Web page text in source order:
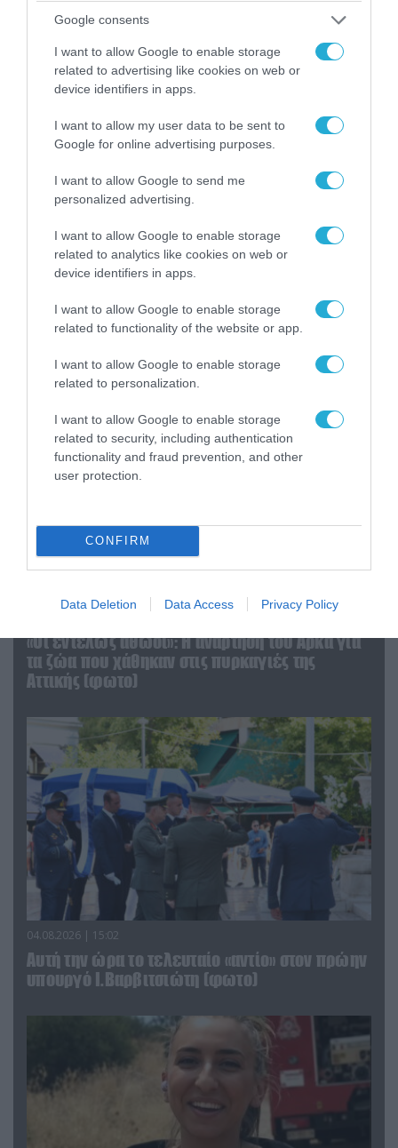
Google consents
I want to allow Google to enable storage
related to advertising like cookies on web or
device identifiers in apps.
I want to allow my user data to be sent to
Google for online advertising purposes.
I want to allow Google to send me
personalized advertising.
I want to allow Google to enable storage
related to analytics like cookies on web or
device identifiers in apps.
I want to allow Google to enable storage
related to functionality of the website or app.
I want to allow Google to enable storage
related to personalization.
I want to allow Google to enable storage
related to security, including authentication
functionality and fraud prevention, and other
user protection.
CONFIRM
Data Deletion Data Access Privacy Policy
ΠΟΛΙΤΙΚΗ
«Επιχείρηση ελεύθερα πεζοδρόμια» στην
αντικείμενα από κοινόχρηστους χώρους
«Οι εντελώς αθώοι»: Η ανάρτηση του Αρκά για
τα ζώα που χάθηκαν στις πυρκαγιές της
Αττικής (φωτο)
04.08.2026 | 15:02
Αυτή την ώρα το τελευταίο «αντίο» στον πρώην
υπουργό Ι.Βαρβιτσιώτη (φωτο)